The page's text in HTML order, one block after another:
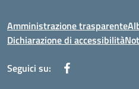
Amministrazione trasparente
Dichiarazione di accessibilità
Seguici su: